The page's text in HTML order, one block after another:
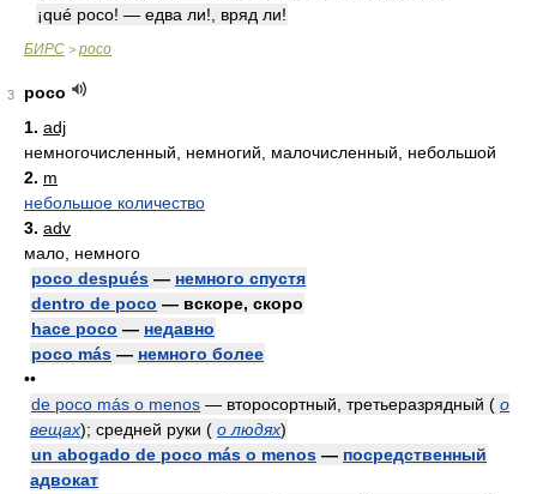
¡qué poco! — едва ли!, вряд ли!
БИРС > poco
3
poco
1. adj
немногочисленный, немногий, малочисленный, небольшой
2. m
небольшое количество
3. adv
мало, немного
poco después — немного спустя
dentro de poco — вскоре, скоро
hace poco — недавно
poco más — немного более
••
de poco más o menos — второсортный, третьеразрядный ( о
вещах); средней руки ( о людях)
un abogado de poco más o menos — посредственный
адвокат